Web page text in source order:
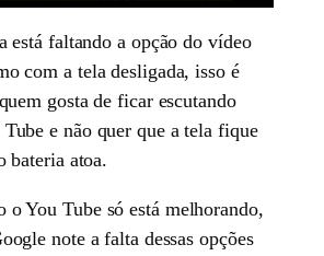
está faltando a opção do vídeo
com a tela desligada, isso é
gosta de ficar escutando
e não quer que a tela fique
bateria atoa.
o You Tube só está melhorando,
note a falta dessas opções